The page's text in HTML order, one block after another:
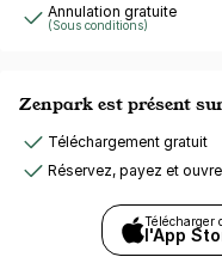
Annulation gratuite
(Sous conditions)
Zenpark est présent
Téléchargement gratuit
Réservez, payez et
Télécharger
l'App